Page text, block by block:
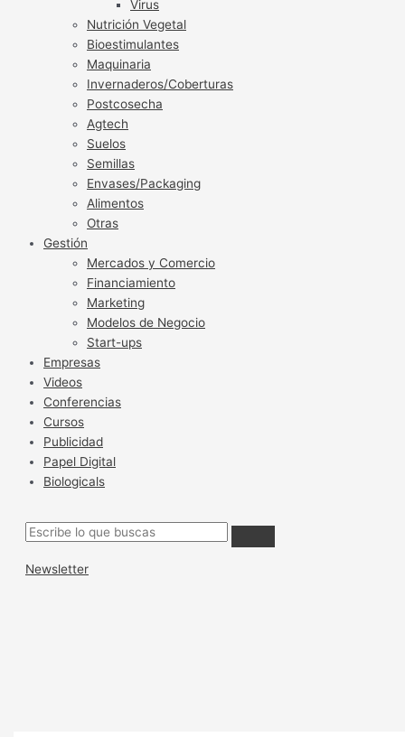
Virus
Nutrición Vegetal
Bioestimulantes
Maquinaria
Invernaderos/Coberturas
Postcosecha
Agtech
Suelos
Semillas
Envases/Packaging
Alimentos
Otras
Gestión
Mercados y Comercio
Financiamiento
Marketing
Modelos de Negocio
Start-ups
Empresas
Videos
Conferencias
Cursos
Publicidad
Papel Digital
Biologicals
Newsletter